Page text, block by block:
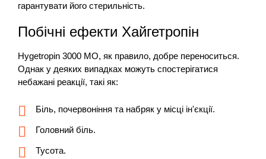
гарантувати його стерильність.
Побічні ефекти Хайгетропін
Hygetropin 3000 МО, як правило, добре переноситься.
Однак у деяких випадках можуть спостерігатися
небажані реакції, такі як:
Біль, почервоніння та набряк у місці ін'єкції.
Головний біль.
Тусота.